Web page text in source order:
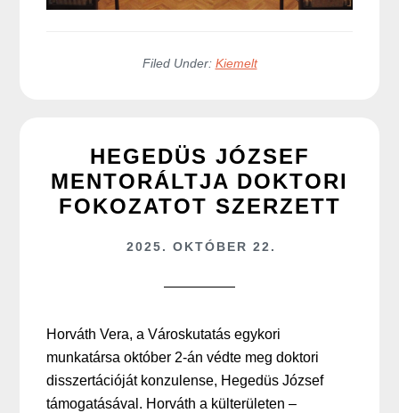
Filed Under: Kiemelt
HEGEDÜS JÓZSEF
MENTORÁLTJA DOKTORI
FOKOZATOT SZERZETT
2025. OKTÓBER 22.
Horváth Vera, a Városkutatás egykori
munkatársa október 2-án védte meg doktori
disszertációját konzulense, Hegedüs József
támogatásával. Horváth a külterületen –